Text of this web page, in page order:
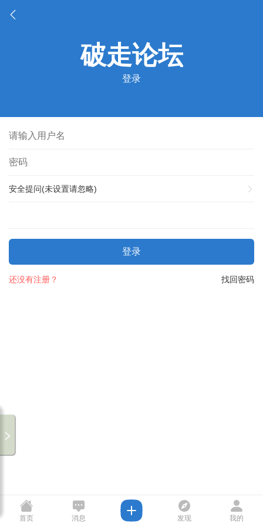
登录
安全提问(未设置请忽略)
登录
找回密码
还没有注册？
首页 消息 发现 我的